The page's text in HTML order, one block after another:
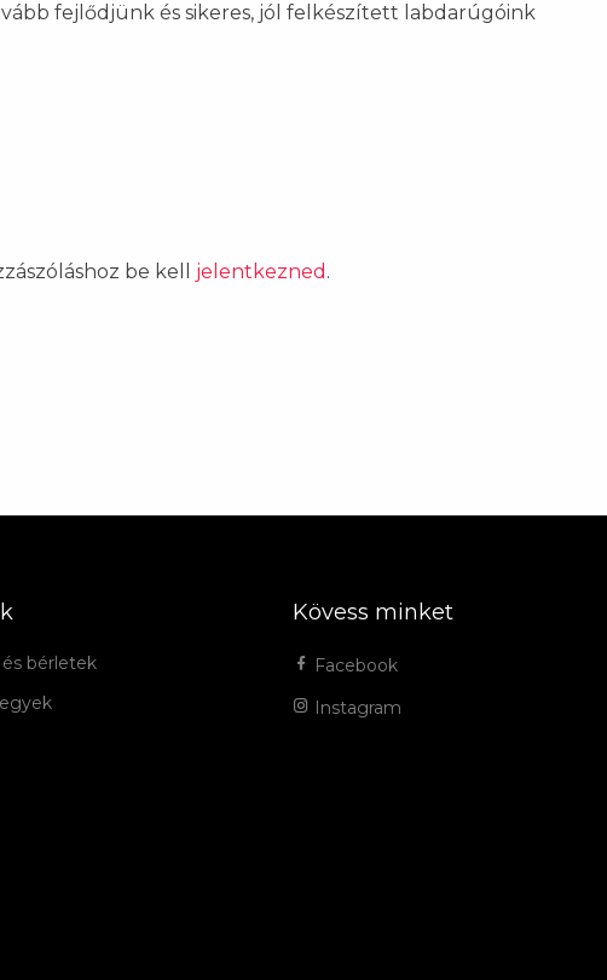
fejlődjünk és sikeres, jól felkészített labdarúgóink
be kell jelentkezned .
bérletek
Kövess minket
Facebook
Instagram